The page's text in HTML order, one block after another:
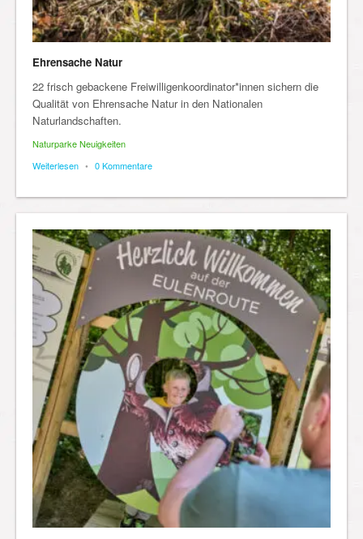
Ehrensache Natur
22 frisch gebackene Freiwilligenkoordinator*innen sichern die
Qualität von Ehrensache Natur in den Nationalen
Naturlandschaften.
Naturparke Neuigkeiten
Weiterlesen • 0 Kommentare